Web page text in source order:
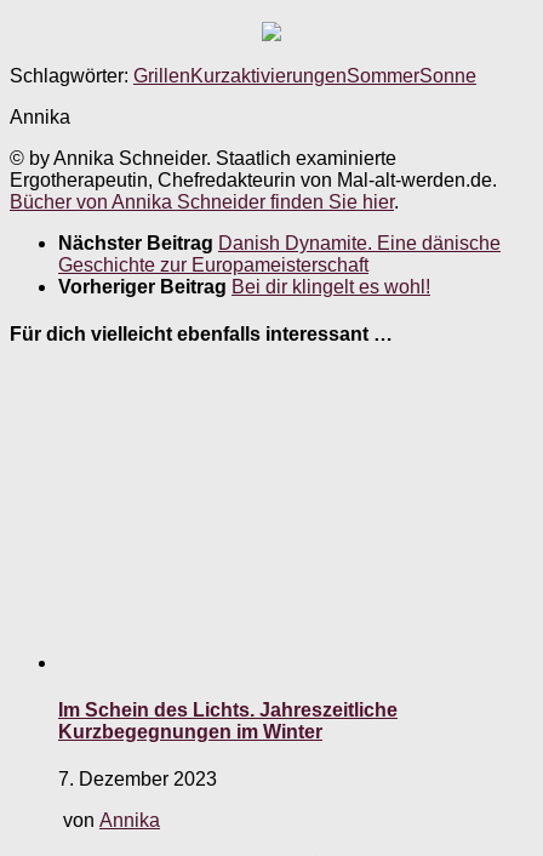
Schlagwörter: GrillenKurzaktivierungenSommerSonne
Annika
© by Annika Schneider. Staatlich examinierte
Ergotherapeutin, Chefredakteurin von Mal-alt-werden.de.
Bücher von Annika Schneider finden Sie hier.
Nächster Beitrag Danish Dynamite. Eine dänische
Geschichte zur Europameisterschaft
Vorheriger Beitrag Bei dir klingelt es wohl!
Für dich vielleicht ebenfalls interessant …
Im Schein des Lichts. Jahreszeitliche
Kurzbegegnungen im Winter
7. Dezember 2023
von Annika